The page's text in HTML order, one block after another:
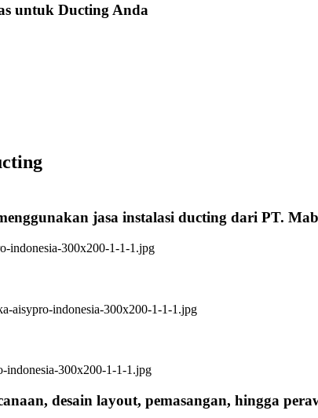
untuk Ducting Anda
jasa instalasi ducting dari PT.
desain layout, pemasangan, hingga